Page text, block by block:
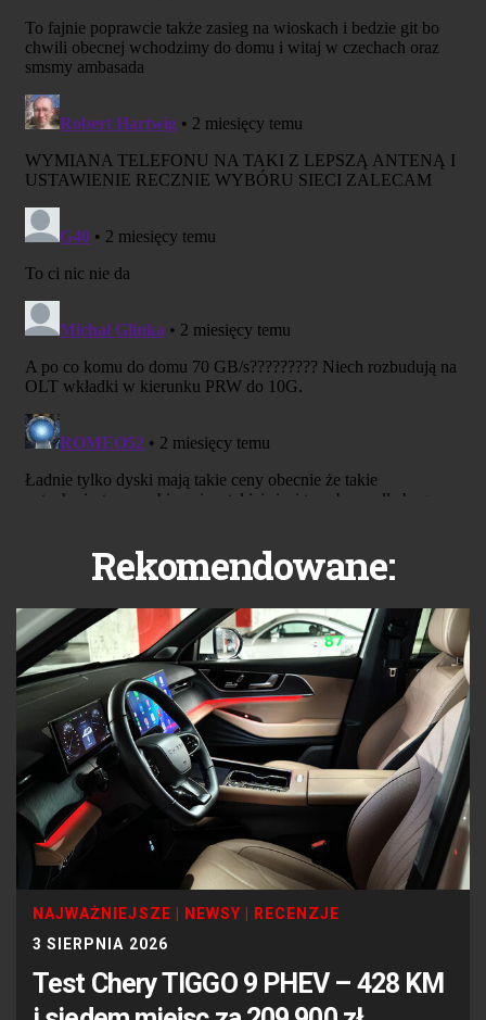
Rekomendowane:
NAJWAŻNIEJSZE NEWSY
RECENZJE
3 SIERPNIA 2026
Test Chery TIGGO 9 PHEV – 428 KM